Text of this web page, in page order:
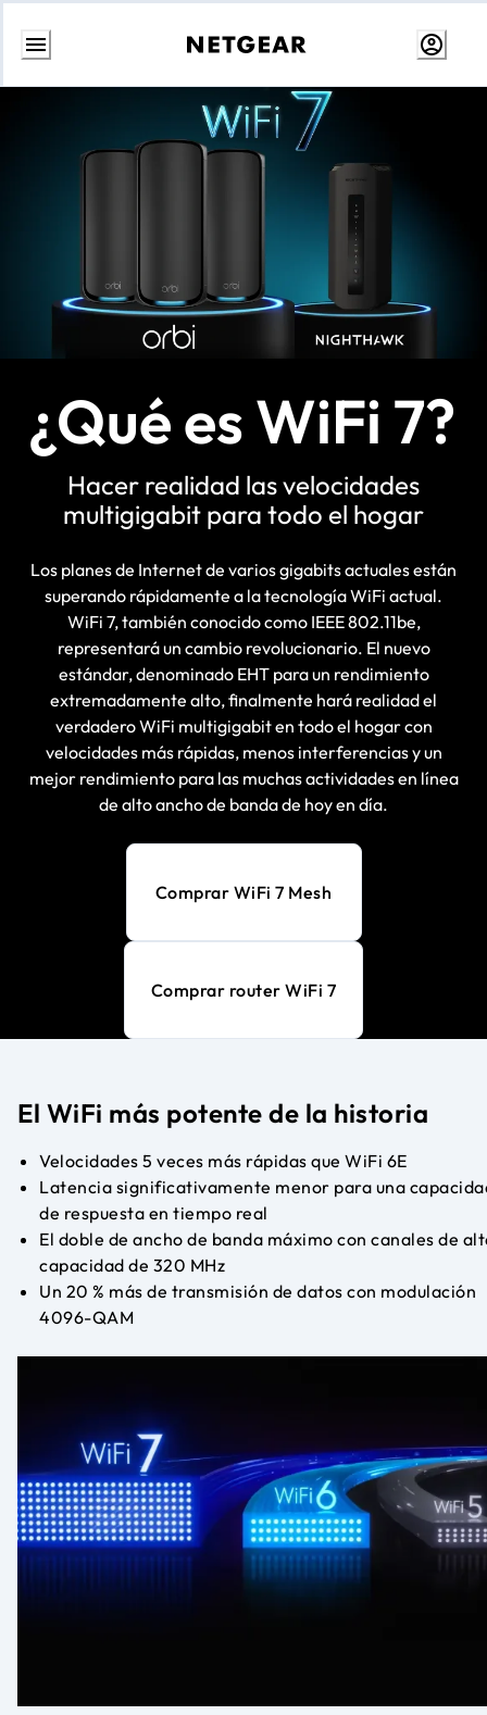
Ir
¿Qué es WiFi 7?
Hacer realidad las velocidades
multigigabit para todo el hogar
Los planes de Internet de varios gigabits actuales están
superando rápidamente a la tecnología WiFi actual.
WiFi 7, también conocido como IEEE 802.11be,
representará un cambio revolucionario. El nuevo
estándar, denominado EHT para un rendimiento
extremadamente alto, finalmente hará realidad el
verdadero WiFi multigigabit en todo el hogar con
velocidades más rápidas, menos interferencias y un
mejor rendimiento para las muchas actividades en línea
de alto ancho de banda de hoy en día.
Comprar WiFi 7 Mesh
Comprar router WiFi 7
El WiFi más potente de la historia
Velocidades 5 veces más rápidas que WiFi 6E
Latencia significativamente menor para una
de respuesta en tiempo real
El doble de ancho de banda máximo con canales de
capacidad de 320 MHz
Un 20 % más de transmisión de datos con modulación
4096-QAM